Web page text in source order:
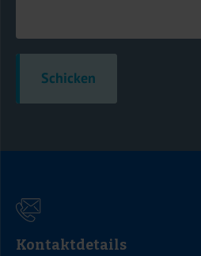
Schicken
Kontaktdetails